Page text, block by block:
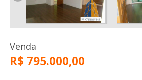
Venda
R$ 795.000,00